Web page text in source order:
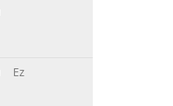
Ez